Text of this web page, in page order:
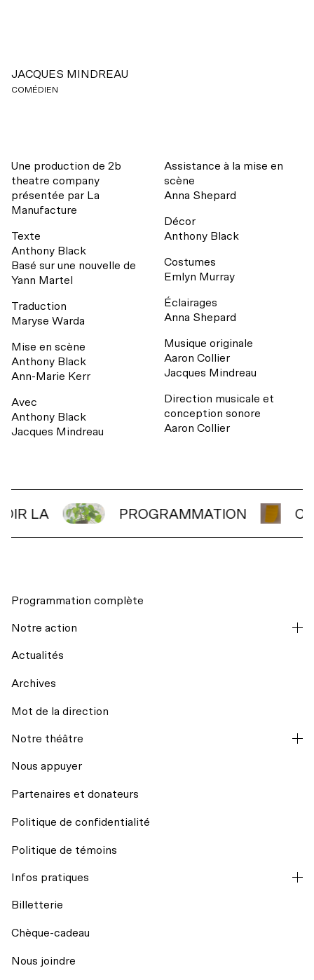
JACQUES MINDREAU
COMÉDIEN
Une production de 2b
theatre company
présentée par La
Manufacture
Texte
Anthony Black
Basé sur une nouvelle de
Yann Martel
Traduction
Maryse Warda
Mise en scène
Anthony Black
Ann-Marie Kerr
Avec
Anthony Black
Jacques Mindreau
Assistance à la mise en
scène
Anna Shepard
Décor
Anthony Black
Costumes
Emlyn Murray
Éclairages
Anna Shepard
Musique originale
Aaron Collier
Jacques Mindreau
Direction musicale et
conception sonore
Aaron Collier
LA PROGRAMMATION
Programmation complète
Notre action
La codiffusion
Résidences d’écriture
Billets du coeur Desjardins
Actualités
Archives
Mot de la direction
Notre théâtre
Mission et historique
Conseil d’administration
Nous appuyer
Partenaires et donateurs
Politique de confidentialité
Politique de témoins
Infos pratiques
Transport collectif
Billetterie
Chèque-cadeau
Nous joindre